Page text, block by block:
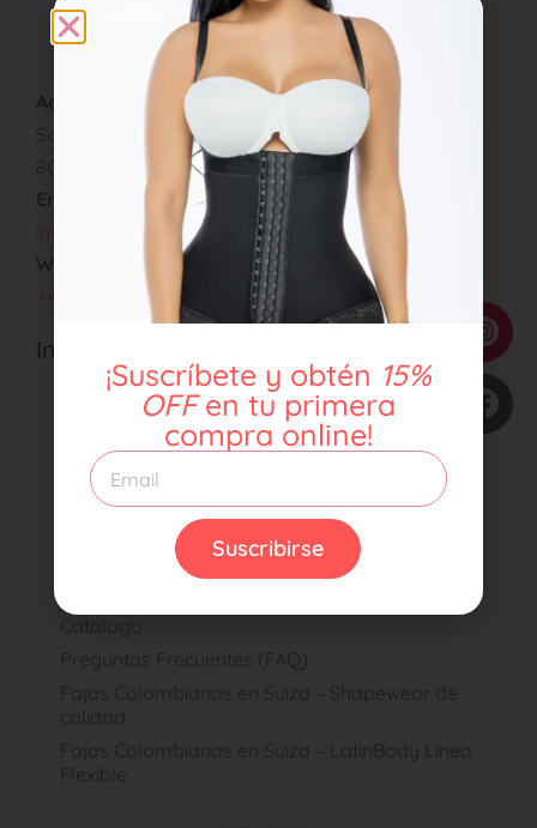
Contáctenos
Adresse:
Schöneggstrasse 18
8004 Zurich, Suiza
Email:
info@latinbody.ch
WhatsApp:
+41792626427
Información
Términos y Condiciones
Protección de Datos
Cookie
Políticas de devoluciones
Formulario para distribuidor
Preguntas Frecuentes (FAQ)
Fajas Colombianas en Suiza – Shapewear de
calidad
Fajas Colombianas en Suiza – LatinBody Linea
Flexible
¡Suscríbete y obtén 15%
OFF en tu primera
compra online!
Suscribirse